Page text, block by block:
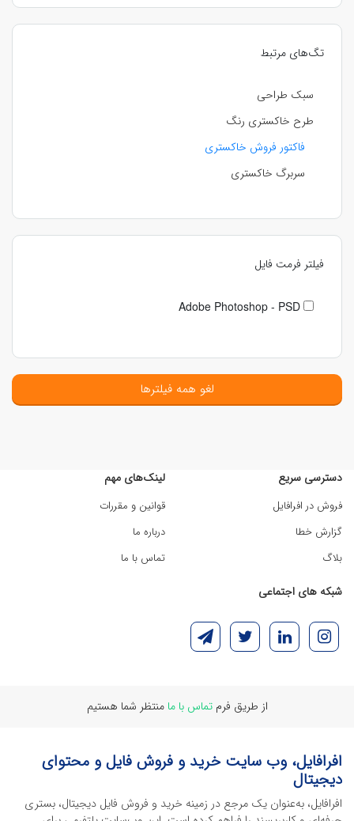
تگ‌های مرتبط
سبک طراحی
طرح خاکستری رنگ
فاکتور فروش خاکستری
سربرگ خاکستری
فیلتر فرمت فایل
Adobe Photoshop - PSD
لغو همه فیلترها
دسترسی سریع
فروش در افرافایل
گزارش خطا
بلاگ
لینک‌های مهم
قوانین و مقررات
درباره ما
تماس با ما
شبکه های اجتماعی
از طریق فرمتماس با ما منتظر شما هستیم
افرافایل، وب سایت خرید و فروش فایل و محتوای
دیجیتال
افرافایل، به‌عنوان یک مرجع در زمینه خرید و فروش فایل دیجیتال، بستری